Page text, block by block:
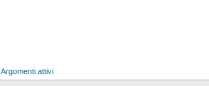
Argomenti attivi